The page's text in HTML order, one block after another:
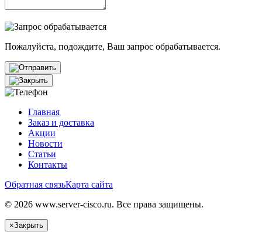
Пожалуйста, подождите, Ваш запрос обрабатывается.
Главная
Заказ и доставка
Акции
Новости
Статьи
Контакты
Обратная связьКарта сайта
© 2026 www.server-cisco.ru. Все права защищены.
×Закрыть